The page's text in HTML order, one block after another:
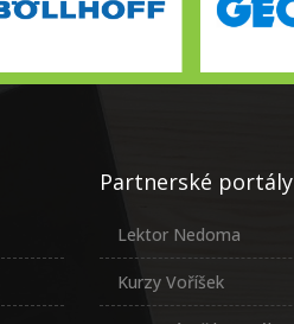
Partnerské portály
Lektor Nedoma
Kurzy Voříšek